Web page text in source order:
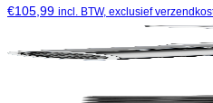
€105,99 incl. BTW, exclusief